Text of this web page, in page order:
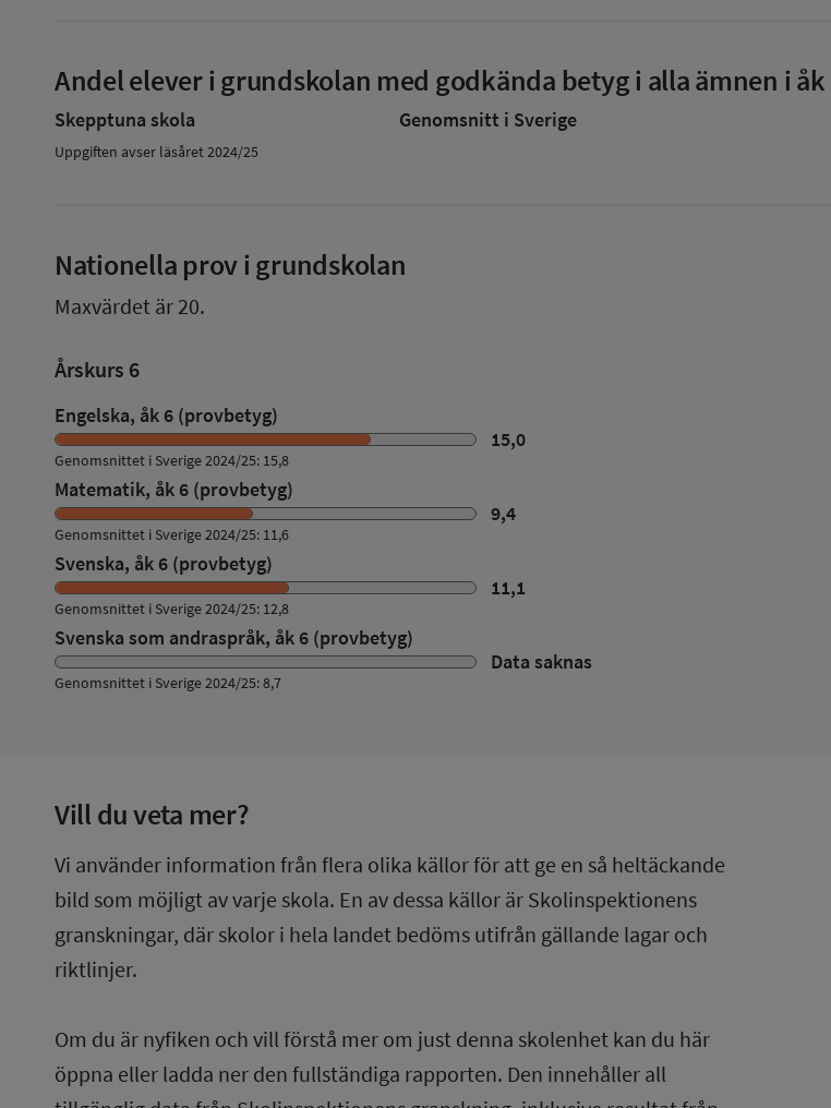
Andel elever i grundskolan med godkända betyg i alla ämnen i åk
Skepptuna skola Genomsnitt i Sverige
Uppgiften avser läsåret 2024/25
Nationella prov i grundskolan
Maxvärdet är 20.
Årskurs 6
Engelska, åk 6 (provbetyg)
15,0
Genomsnittet i Sverige 2024/25: 15,8
Matematik, åk 6 (provbetyg)
9,4
Genomsnittet i Sverige 2024/25: 11,6
Svenska, åk 6 (provbetyg)
11,1
Genomsnittet i Sverige 2024/25: 12,8
Svenska som andraspråk, åk 6 (provbetyg)
Data saknas
Genomsnittet i Sverige 2024/25: 8,7
Vill du veta mer?
Vi använder information från flera olika källor för att ge en så heltäckande
bild som möjligt av varje skola. En av dessa källor är Skolinspektionens
granskningar, där skolor i hela landet bedöms utifrån gällande lagar och
riktlinjer.
Om du är nyfiken och vill förstå mer om just denna skolenhet kan du här
öppna eller ladda ner den fullständiga rapporten. Den innehåller all